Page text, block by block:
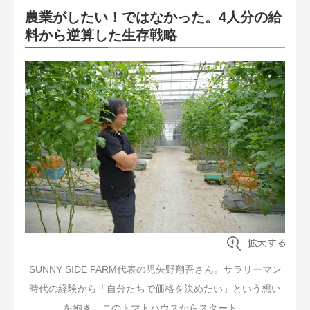
ログイン
農業がしたい！ではなかった。4人分の給
料から逆算した生存戦略
SUNNY SIDE FARM代表の児矢野翔吾さん。サラリーマン
時代の経験から「自分たちで価格を決めたい」という想い